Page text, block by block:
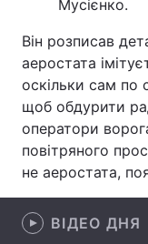
Цікавинки
Екологія
Лонгріди
Відео з Youtube
Інтерв'ю
Архів
Мусієнко.
Він розписав
аеростата
оскільки сам по
щоб обдурити
оператори
повітряного
не аеростата,
ВІДЕО ДНЯ